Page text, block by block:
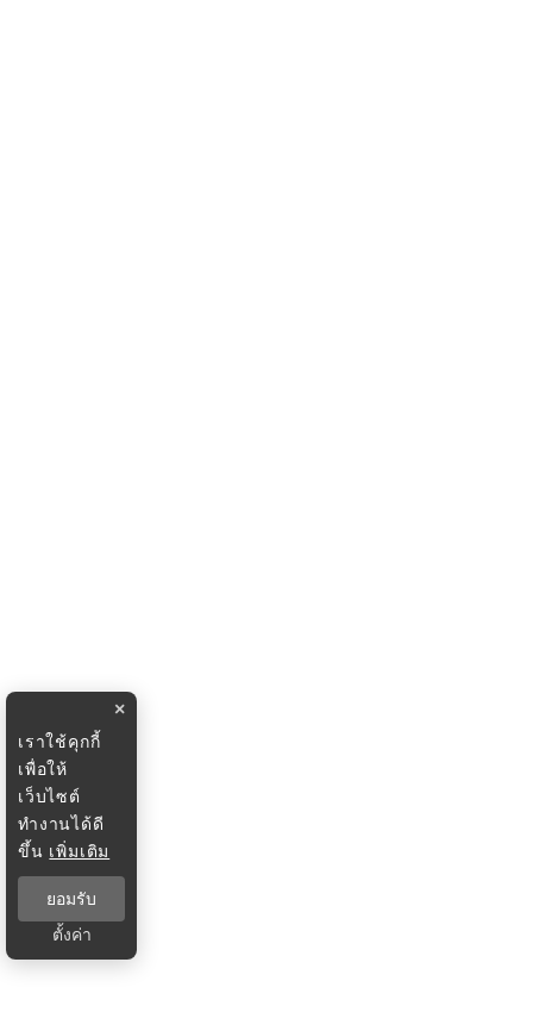
×
เราใช้คุกกี้
เพื่อให้
เว็บไซต์
ทำงานได้ดี
ขึ้น เพิ่มเติม
ยอมรับ
ตั้งค่า